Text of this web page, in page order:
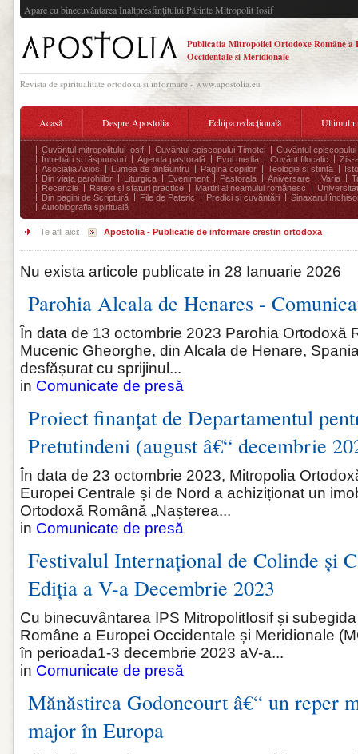
Apare cu binecuvântarea Înaltpresfinţitului Părinte Mitropolit Iosif
Publicatia Mitropoliei Ortodoxe Române a
Occidentale si Meridionale
Revista de spiritualitate ortodoxa si informare - www.apostolia.eu
Acasă Despre Apostolia Echipa redacțională Ultimul
Cuvântul mitropolitului Iosif Cuvântul episcopului Timotei
Cuvântul episcopului
Întrebări și răspunsuri
Agenda pastorală Evul media Cuvânt filocalic
Zis-
Asociația Axios
Lumea de dinlăuntru Pagina copiilor Teologie și stiință
Din viața parohiilor
Liturgica Eveniment Pastorala Aniversare Varia
Recenzie
Rețete și sfaturi practice Martiri ai neamului românesc
Din pagini de Scriptură
File de Pateric Predici și cuvântări
Sinaxarul
Autobiografia spirituală
Te afli aici: Apostolia - Publicatie de informare crestin ortodoxa
Nu exista articole publicate in 28 Ianuarie 2026
Parohia Alcala de Henares -
În data de 13 octombrie 2023 Parohia Ortodoxă
Mucenic Gheorghe, din Alcala de Henare,
desfășurat cu sprijinul...
in Comunicate de presă
Proiect finanțat de Departamentul
Pretutindeni (august â€“ decembrie
În data de 23 octombrie 2023, Mitropolia
Europei Centrale și de Nord a achiziționat un
Ortodoxă Română „Nașterea...
in Comunicate de presă
Festivalul Internațional de Colinde și
Ediția a V-a Decembrie 2023
Cu binecuvântarea IPS MitropolitIosif și
Române a Europei Occidentale și Meridionale
în perioada1-3 decembrie 2023 aV-a...
in Comunicate de presă
Mănăstirea Godoncourt â€“ un reper
major în Europa